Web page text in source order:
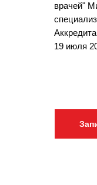
врачей"
19 июля